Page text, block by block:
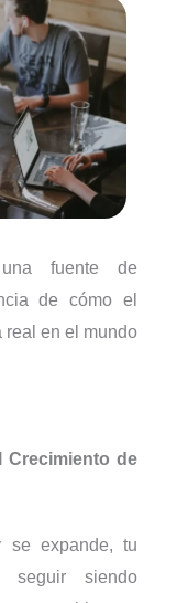
fuente de
de cómo el
real en el mundo
Crecimiento de
se expande, tu
seguir siendo